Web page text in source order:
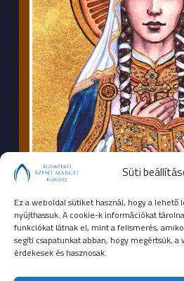
Süti
Ez a weboldal sütiket használ, hogy a
nyújthassuk. A cookie-k információkat
funkciókat látnak el, mint a felismerés,
segíti csapatunkat abban, hogy megértsük,
érdekesek és hasznosak.
SEGÉLYHÍVÓSZÁMOK